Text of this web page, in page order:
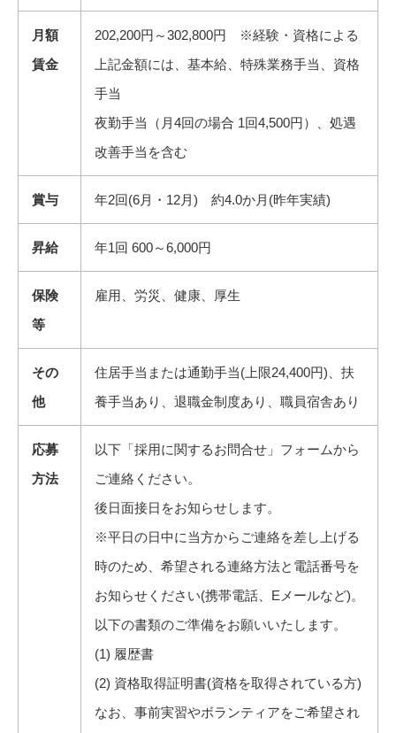
月額
賃金
202,200円～302,800円 ※経験・資格による
上記金額には、基本給、特殊業務手当、資格
手当
夜勤手当（月4回の場合 1回4,500円）、処遇
改善手当を含む
賞与 年2回(6月・12月) 約4.0か月(昨年実績)
昇給 年1回 600～6,000円
保険
等
雇用、労災、健康、厚生
その
他
住居手当または通勤手当(上限24,400円)、扶
養手当あり、退職金制度あり、職員宿舎あり
応募
方法
以下「採用に関するお問合せ」フォームから
ご連絡ください。
後日面接日をお知らせします。
※平日の日中に当方からご連絡を差し上げる
時のため、希望される連絡方法と電話番号を
お知らせください(携帯電話、Eメールなど)。
以下の書類のご準備をお願いいたします。
(1) 履歴書
(2) 資格取得証明書(資格を取得されている方)
なお、事前実習やボランティアをご希望され